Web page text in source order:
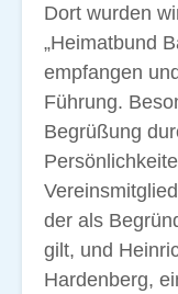
Dort wurden
„Heimatbund
empfangen
Führung.
Begrüßung
der als
gilt, und
Hardenberg,